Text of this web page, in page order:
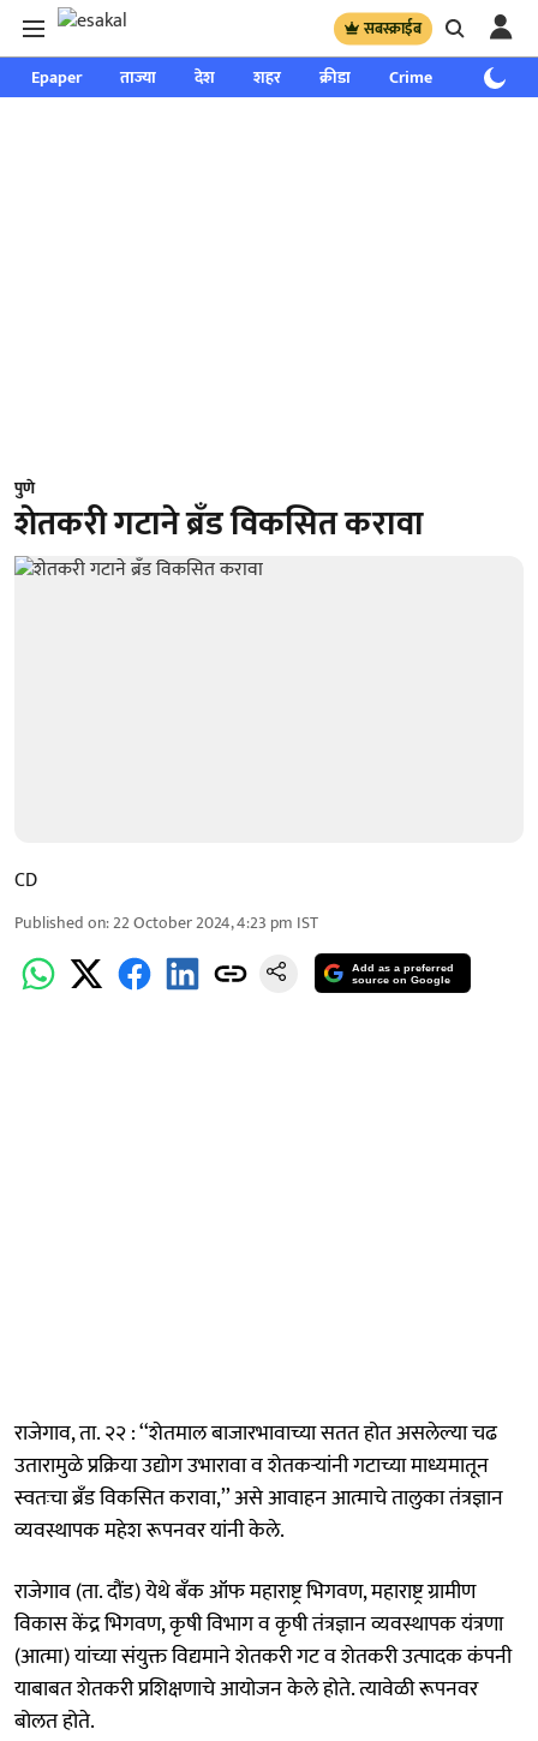
सबस्क्राईब
Epaper ताज्या देश शहर क्रीडा Crime साप्ताहिक
पुणे
शेतकरी गटाने ब्रँड विकसित करावा
CD
Published on:22 October 2024, 4:23 pm IST
Add as a preferred
source on Google
राजेगाव, ता. २२ : ‘‘शेतमाल बाजारभावाच्या सतत होत असलेल्या चढ
उतारामुळे प्रक्रिया उद्योग उभारावा व शेतकऱ्यांनी गटाच्या माध्यमातून
स्वतःचा ब्रँड विकसित करावा,’’ असे आवाहन आत्माचे तालुका तंत्रज्ञान
व्यवस्थापक महेश रूपनवर यांनी केले.
राजेगाव (ता. दौंड) येथे बँक ऑफ महाराष्ट्र भिगवण, महाराष्ट्र ग्रामीण
विकास केंद्र भिगवण, कृषी विभाग व कृषी तंत्रज्ञान व्यवस्थापक यंत्रणा
(आत्मा) यांच्या संयुक्त विद्यमाने शेतकरी गट व शेतकरी उत्पादक कंपनी
याबाबत शेतकरी प्रशिक्षणाचे आयोजन केले होते. त्यावेळी रूपनवर
बोलत होते.